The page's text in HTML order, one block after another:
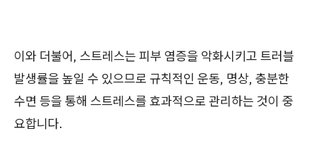
이와 더불어, 스트레스는 피부 염증을 악화시키고 트러블
발생률을 높일 수 있으므로 규칙적인 운동, 명상, 충분한
수면 등을 통해 스트레스를 효과적으로 관리하는 것이 중
요합니다.